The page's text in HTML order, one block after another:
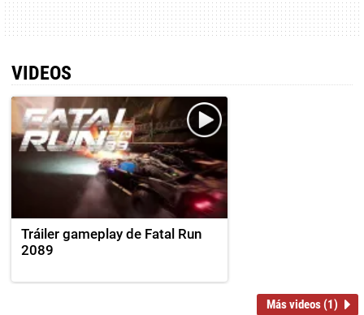
VIDEOS
Tráiler gameplay de Fatal Run
2089
Más videos (1)